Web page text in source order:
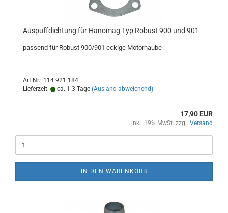
Auspuffdichtung für Hanomag Typ Robust 900 und 901
passend für Robust 900/901 eckige Motorhaube
Art.Nr.: 114 921 184
Lieferzeit:
ca. 1-3 Tage (Ausland abweichend)
17,90 EUR
inkl. 19% MwSt. zzgl. Versand
IN DEN WARENKORB